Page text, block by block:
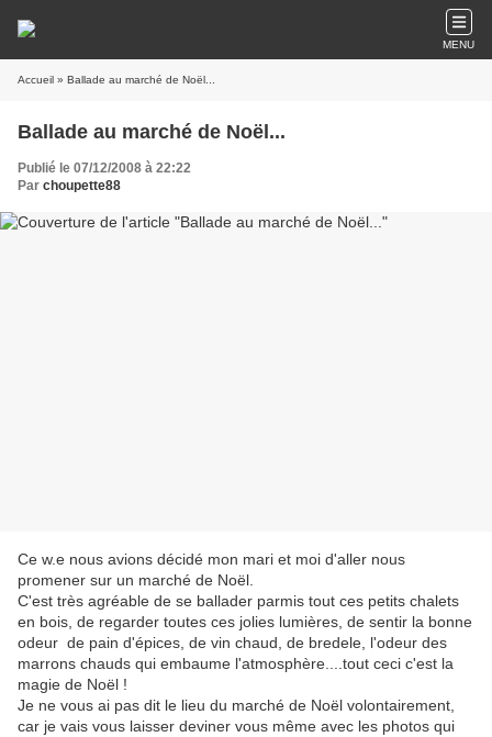
MENU
Accueil » Ballade au marché de Noël...
Ballade au marché de Noël...
Publié le 07/12/2008 à 22:22
Par choupette88
Ce w.e nous avions décidé mon mari et moi d'aller nous
promener sur un marché de Noël.
C'est très agréable de se ballader parmis tout ces petits chalets
en bois, de regarder toutes ces jolies lumières, de sentir la bonne
odeur de pain d'épices, de vin chaud, de bredele, l'odeur des
marrons chauds qui embaume l'atmosphère....tout ceci c'est la
magie de Noël !
Je ne vous ai pas dit le lieu du marché de Noël volontairement,
car je vais vous laisser deviner vous même avec les photos qui